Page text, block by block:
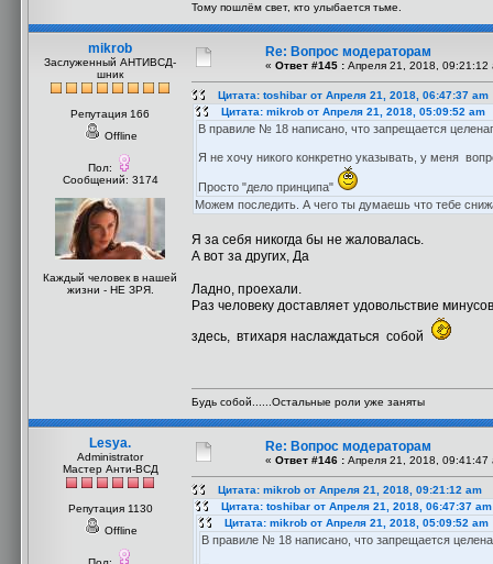
Тому пошлём свет, кто улыбается тьме.
mikrob
Заслуженный АНТИВСД-
шник
Репутация 166
Offline
Пол:
Сообщений: 3174
Каждый человек в нашей
жизни - НЕ ЗРЯ.
Re: Вопрос модераторам
« Ответ #145 : Апреля 21, 2018, 09:21:12
Цитата: toshibar от Апреля 21, 2018, 06:47:37 am
Цитата: mikrob от Апреля 21, 2018, 05:09:52 am
В правиле № 18 написано, что запрещается
Я не хочу никого конкретно указывать, у меня
Просто "дело принципа"
Можем последить. А чего ты думаешь что тебе
Я за себя никогда бы не жаловалась.
А вот за других, Да
Ладно, проехали.
Раз человеку доставляет удовольствие
здесь, втихаря наслаждаться собой
Будь собой......Остальные роли уже заняты
Lesya.
Administrator
Мастер Анти-ВСД
Репутация 1130
Offline
Re: Вопрос модераторам
« Ответ #146 : Апреля 21, 2018, 09:41:47
Цитата: mikrob от Апреля 21, 2018, 09:21:12 am
Цитата: toshibar от Апреля 21, 2018, 06:47:37 am
Цитата: mikrob от Апреля 21, 2018, 05:09:52 am
В правиле № 18 написано, что запрещается